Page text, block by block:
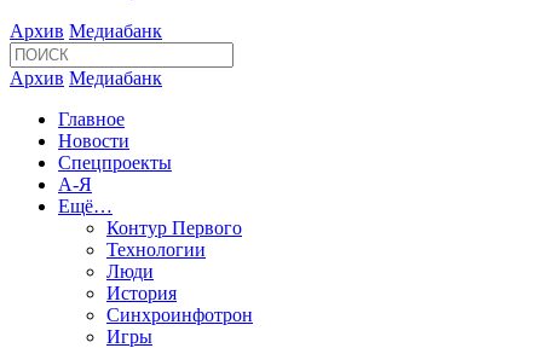
Архив Медиабанк
Архив Медиабанк
Главное
Новости
Спецпроекты
А-Я
Ещё…
Контур Первого
Технологии
Люди
История
Синхроинфотрон
Игры